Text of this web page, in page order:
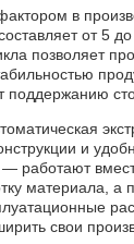
в
от 5
позволяет
поддержанию
и
— работают
материала,
свои